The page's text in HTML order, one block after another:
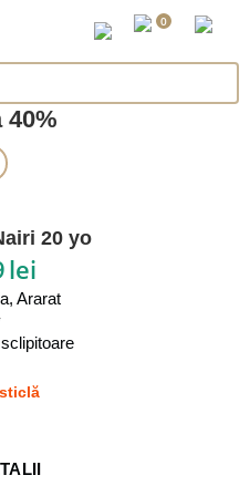
0
40%
20 yo
lei
Ararat